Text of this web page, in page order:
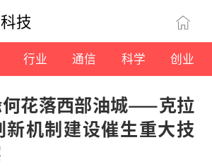
科技
行业 通信 科学 创业
花落西部油城——克拉
机制建设催生重大技